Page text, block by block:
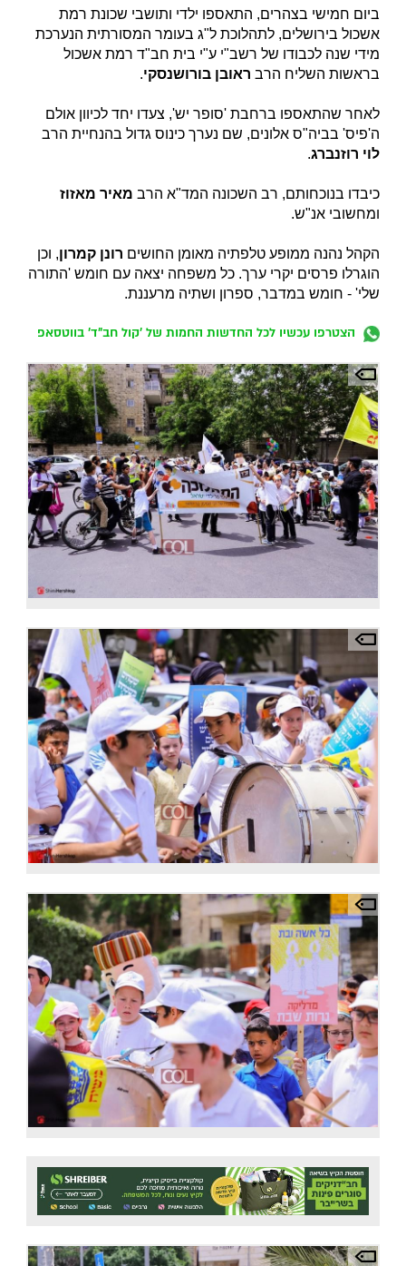
ביום חמישי בצהרים, התאספו ילדי ותושבי שכונת רמת
אשכול בירושלים, לתהלוכת ל"ג בעומר המסורתית הנערכת
מידי שנה לכבודו של רשב"י ע"י בית חב"ד רמת אשכול
בראשות השליח הרב ראובן בורושנסקי.
לאחר שהתאספו ברחבת 'סופר יש', צעדו יחד לכיוון אולם
ה'פיס' בביה"ס אלונים, שם נערך כינוס גדול בהנחיית הרב
לוי רוזנברג.
כיבדו בנוכחותם, רב השכונה המד"א הרב מאיר מאזוז
ומחשובי אנ"ש.
הקהל נהנה ממופע טלפתיה מאומן החושים רונן קמרון, וכן
הוגרלו פרסים יקרי ערך. כל משפחה יצאה עם חומש 'התורה
שלי' - חומש במדבר, ספרון ושתיה מרעננת.
הצטרפו עכשיו לכל החדשות החמות של 'קול חב"ד' בווטסאפ